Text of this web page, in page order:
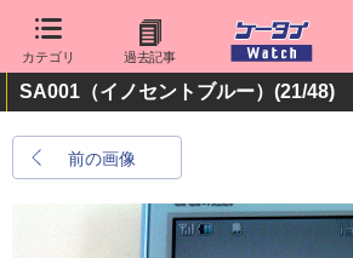
カテゴリ 過去記事
SA001（イノセントブルー） (21/48)
前の画像